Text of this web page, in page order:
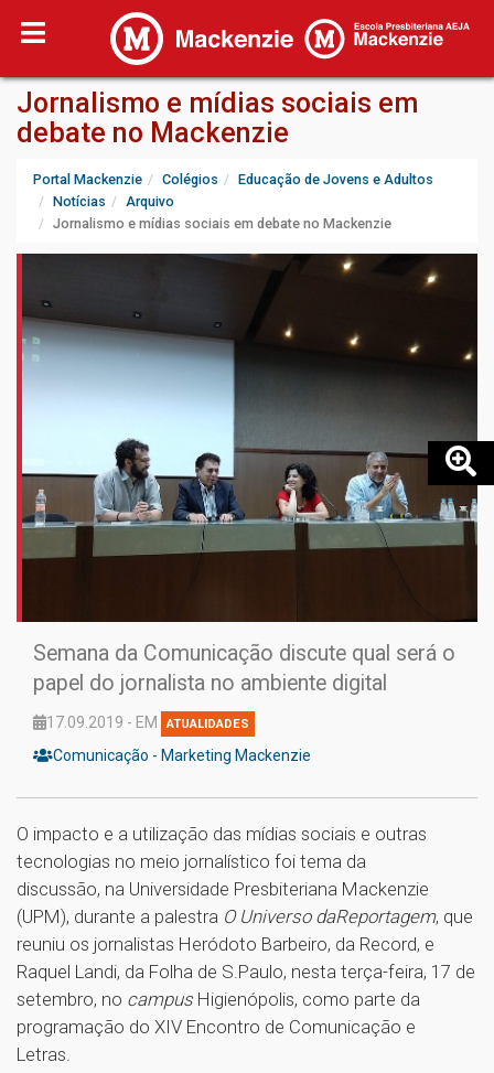
Jornalismo e mídias sociais em
debate no Mackenzie
Portal Mackenzie Colégios
Educação de Jovens e Adultos
Notícias
Arquivo
Jornalismo e mídias sociais em debate no Mackenzie
Semana da Comunicação discute qual será o
papel do jornalista no ambiente digital
17.09.2019 - EM ATUALIDADES
Comunicação - Marketing Mackenzie
O impacto e a utilização das mídias sociais e outras
tecnologias no meio jornalístico foi tema da
discussão, na Universidade Presbiteriana Mackenzie
(UPM), durante a palestra O Universo daReportagem, que
reuniu os jornalistas Heródoto Barbeiro, da Record, e
Raquel Landi, da Folha de S.Paulo, nesta terça-feira, 17 de
setembro, no campus Higienópolis, como parte da
programação do XIV Encontro de Comunicação e
Letras.